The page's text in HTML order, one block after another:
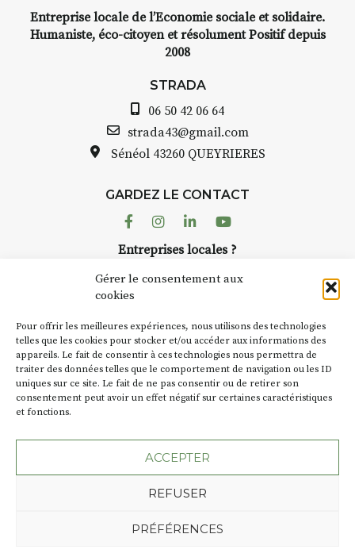
Gérer le consentement aux
cookies
Pour offrir les meilleures expériences, nous utilisons des technologies
telles que les cookies pour stocker et/ou accéder aux informations des
appareils. Le fait de consentir à ces technologies nous permettra de
traiter des données telles que le comportement de navigation ou les ID
uniques sur ce site. Le fait de ne pas consentir ou de retirer son
consentement peut avoir un effet négatif sur certaines caractéristiques
et fonctions.
ACCEPTER
REFUSER
PRÉFÉRENCES
Entreprise locale de l’Economie sociale et solidaire.
Humaniste, éco-citoyen et résolument Positif depuis
2008
STRADA
06 50 42 06 64
strada43@gmail.com
Sénéol 43260 QUEYRIERES
GARDEZ LE CONTACT
FacebookInstagram
LinkedinYoutube
Entreprises locales ?
Suivez toute l'actu de Strada
Plan du site
Politique de confidentialité